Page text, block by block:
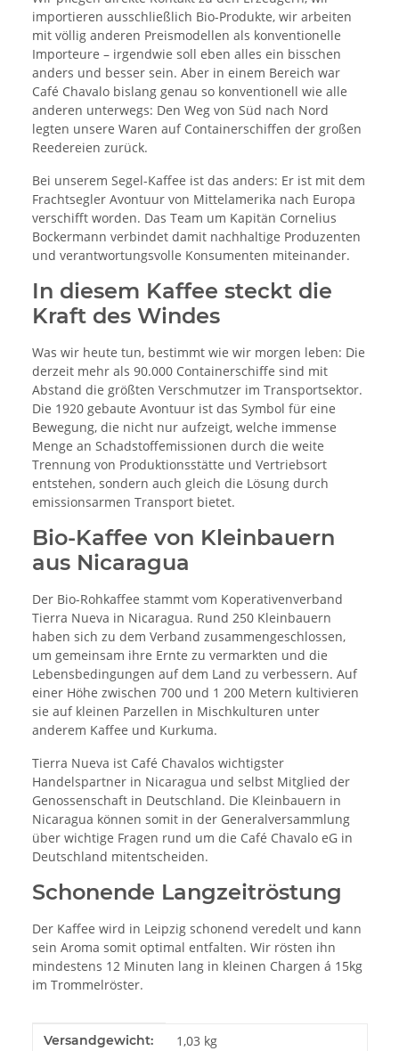
importieren ausschließlich Bio-Produkte, wir arbeiten
mit völlig anderen Preismodellen als konventionelle
Importeure – irgendwie soll eben alles ein bisschen
anders und besser sein. Aber in einem Bereich war
Café Chavalo bislang genau so konventionell wie alle
anderen unterwegs: Den Weg von Süd nach Nord
legten unsere Waren auf Containerschiffen der großen
Reedereien zurück.
Bei unserem Segel-Kaffee ist das anders: Er ist mit dem
Frachtsegler Avontuur von Mittelamerika nach Europa
verschifft worden. Das Team um Kapitän Cornelius
Bockermann verbindet damit nachhaltige Produzenten
und verantwortungsvolle Konsumenten miteinander.
In diesem Kaffee steckt die
Kraft des Windes
Was wir heute tun, bestimmt wie wir morgen leben: Die
derzeit mehr als 90.000 Containerschiffe sind mit
Abstand die größten Verschmutzer im Transportsektor.
Die 1920 gebaute Avontuur ist das Symbol für eine
Bewegung, die nicht nur aufzeigt, welche immense
Menge an Schadstoffemissionen durch die weite
Trennung von Produktionsstätte und Vertriebsort
entstehen, sondern auch gleich die Lösung durch
emissionsarmen Transport bietet.
Bio-Kaffee von Kleinbauern
aus Nicaragua
Der Bio-Rohkaffee stammt vom Koperativenverband
Tierra Nueva in Nicaragua. Rund 250 Kleinbauern
haben sich zu dem Verband zusammengeschlossen,
um gemeinsam ihre Ernte zu vermarkten und die
Lebensbedingungen auf dem Land zu verbessern. Auf
einer Höhe zwischen 700 und 1 200 Metern kultivieren
sie auf kleinen Parzellen in Mischkulturen unter
anderem Kaffee und Kurkuma.
Tierra Nueva ist Café Chavalos wichtigster
Handelspartner in Nicaragua und selbst Mitglied der
Genossenschaft in Deutschland. Die Kleinbauern in
Nicaragua können somit in der Generalversammlung
über wichtige Fragen rund um die Café Chavalo eG in
Deutschland mitentscheiden.
Schonende Langzeitröstung
Der Kaffee wird in Leipzig schonend veredelt und kann
sein Aroma somit optimal entfalten. Wir rösten ihn
mindestens 12 Minuten lang in kleinen Chargen á 15kg
im Trommelröster.
Produkteigenschaft
Wert
Versandgewicht: 1,03 kg